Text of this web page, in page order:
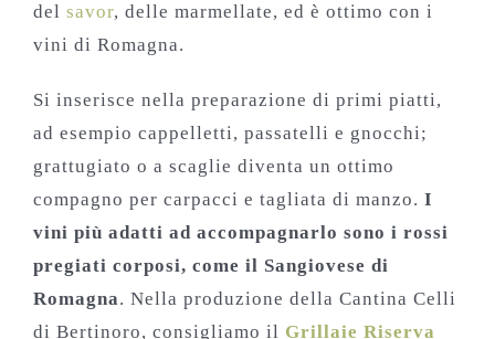
del savor, delle marmellate, ed è ottimo con i
vini di Romagna.
Si inserisce nella preparazione di primi piatti,
ad esempio cappelletti, passatelli e gnocchi;
grattugiato o a scaglie diventa un ottimo
compagno per carpacci e tagliata di manzo. I
vini più adatti ad accompagnarlo sono i rossi
pregiati corposi, come il Sangiovese di
Romagna. Nella produzione della Cantina Celli
di Bertinoro, consigliamo il Grillaie Riserva